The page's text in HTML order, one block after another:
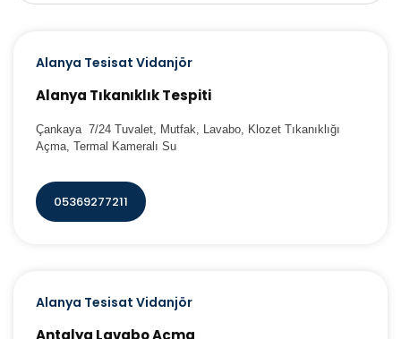
Alanya Tesisat Vidanjör
Alanya Tıkanıklık Tespiti
Çankaya 7/24 Tuvalet, Mutfak, Lavabo, Klozet Tıkanıklığı
Açma, Termal Kameralı Su
05369277211
Alanya Tesisat Vidanjör
Antalya Lavabo Açma